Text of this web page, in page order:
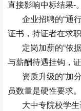
直接影响中标结果-。
企业招聘的“通
证书，持证者在求
定岗加薪的“依
与薪酬待遇挂钩，
资质升级的“加
员数量是硬性要求。
大中专院校学